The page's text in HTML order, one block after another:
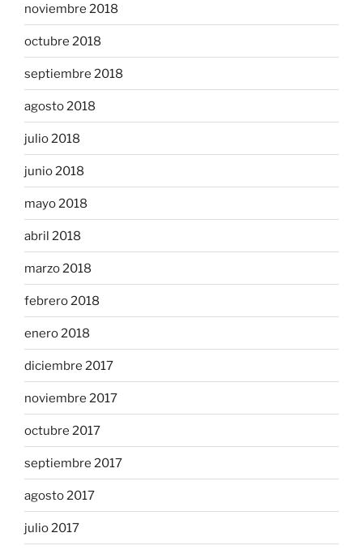
noviembre 2018
octubre 2018
septiembre 2018
agosto 2018
julio 2018
junio 2018
mayo 2018
abril 2018
marzo 2018
febrero 2018
enero 2018
diciembre 2017
noviembre 2017
octubre 2017
septiembre 2017
agosto 2017
julio 2017